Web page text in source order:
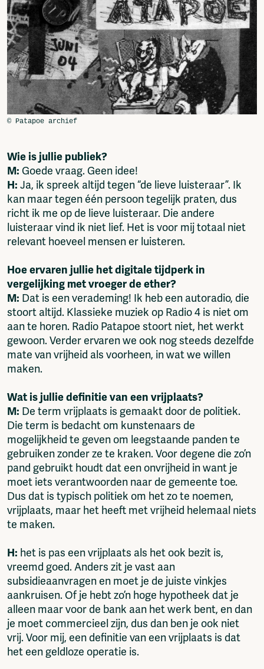
Wie is jullie publiek?
M: Goede vraag. Geen idee!
H: Ja, ik spreek altijd tegen “de lieve luisteraar”. Ik
kan maar tegen één persoon tegelijk praten, dus
richt ik me op de lieve luisteraar. Die andere
luisteraar vind ik niet lief. Het is voor mij totaal niet
relevant hoeveel mensen er luisteren.
Hoe ervaren jullie het digitale tijdperk in
vergelijking met vroeger de ether?
M: Dat is een verademing! Ik heb een autoradio, die
stoort altijd. Klassieke muziek op Radio 4 is niet om
aan te horen. Radio Patapoe stoort niet, het werkt
gewoon. Verder ervaren we ook nog steeds dezelfde
mate van vrijheid als voorheen, in wat we willen
maken.
Wat is jullie definitie van een vrijplaats?
M: De term vrijplaats is gemaakt door de politiek.
Die term is bedacht om kunstenaars de
mogelijkheid te geven om leegstaande panden te
gebruiken zonder ze te kraken. Voor degene die zo’n
pand gebruikt houdt dat een onvrijheid in want je
moet iets verantwoorden naar de gemeente toe.
Dus dat is typisch politiek om het zo te noemen,
vrijplaats, maar het heeft met vrijheid helemaal niets
te maken.
H: het is pas een vrijplaats als het ook bezit is,
vreemd goed. Anders zit je vast aan
subsidieaanvragen en moet je de juiste vinkjes
aankruisen. Of je hebt zo’n hoge hypotheek dat je
alleen maar voor de bank aan het werk bent, en dan
je moet commercieel zijn, dus dan ben je ook niet
vrij. Voor mij, een definitie van een vrijplaats is dat
het een geldloze operatie is.